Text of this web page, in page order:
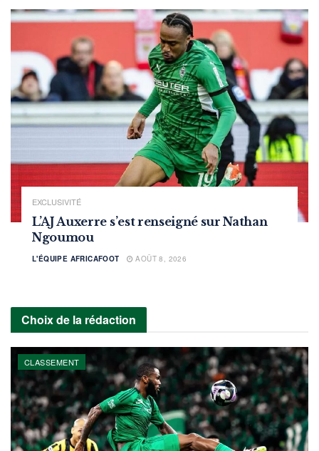
EXCLUSIVITÉ
L’AJ Auxerre s’est renseigné sur Nathan
Ngoumou
L'ÉQUIPE AFRICAFOOT AOÛT 8, 2026
Choix de la rédaction
CLASSEMENT